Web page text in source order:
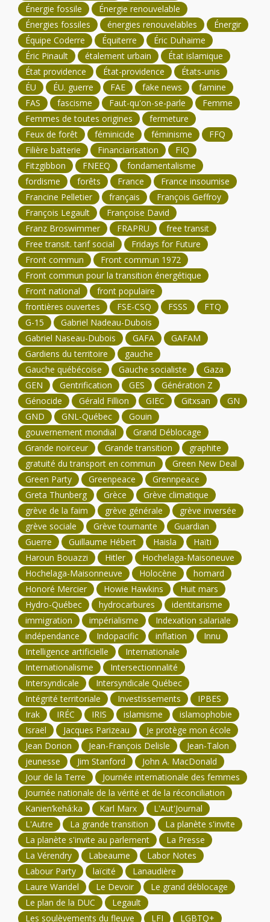
Énergie fossile
Énergie renouvelable
Énergies fossiles
énergies renouvelables
Énergir
Équipe Coderre
Équiterre
Éric Duhaime
Éric Pinault
étalement urbain
État islamique
État providence
État-providence
États-unis
ÉU
ÉU. guerre FAE fake news
famine
FAS
fascisme Faut-qu'on-se-parle
Femme
Femmes de toutes origines
fermeture
Feux de forêt
féminicide féminisme
FFQ
Filière batterie
Financiarisation
FIQ
Fitzgibbon
FNEEQ
fondamentalisme
fordisme
forêts France
France insoumise
Francine Pelletier
français
François Geffroy
François Legault
Françoise David
Franz Broswimmer
FRAPRU
free transit
Free transit. tarif social
Fridays for Future
Front commun
Front commun 1972
Front commun pour la transition énergétique
Front national
front populaire
frontières ouvertes
FSE-CSQ FSSS
FTQ
G-15
Gabriel Nadeau-Dubois
Gabriel Naseau-Dubois
GAFA
GAFAM
Gardiens du territoire
gauche
Gauche québécoise
Gauche socialiste
Gaza
GEN
Gentrification GES
Génération Z
Génocide
Gérald Fillion GIEC Gitxsan
GN
GND
GNL-Québec
Gouin
gouvernement mondial
Grand Déblocage
Grande noirceur
Grande transition
graphite
gratuité du transport en commun
Green New Deal
Green Party
Greenpeace
Grennpeace
Greta Thunberg
Grèce
Grève climatique
grève de la faim
grève générale
grève inversée
grève sociale
Grève tournante
Guardian
Guerre
Guillaume Hébert Haisla
Haïti
Haroun Bouazzi
Hitler
Hochelaga-Maisoneuve
Hochelaga-Maisonneuve
Holocène
homard
Honoré Mercier
Howie Hawkins
Huit mars
Hydro-Québec
hydrocarbures
identitarisme
immigration
impérialisme
Indexation salariale
indépendance
Indopacific inflation
Innu
Intelligence artificielle
Internationale
Internationalisme
Intersectionnalité
Intersyndicale
Intersyndicale Québec
Intégrité territoriale
Investissements
IPBES
Irak
IRÉC IRIS islamisme
islamophobie
Israël
Jacques Parizeau
Je protège mon école
Jean Dorion
Jean-François Delisle
Jean-Talon
jeunesse
Jim Stanford
John A. MacDonald
Jour de la Terre
Journée internationale des femmes
Journée nationale de la vérité et de la réconciliation
Kanien’kehá:ka
Karl Marx
L'Aut'Journal
L'Autre
La grande transition
La planète s'invite
La planète s'invite au parlement
La Presse
La Vérendry
Labeaume
Labor Notes
Labour Party
laïcité
Lanaudière
Laure Waridel
Le Devoir
Le grand déblocage
Le plan de la DUC
Legault
Les soulèvements du fleuve
LFI LGBTQ+